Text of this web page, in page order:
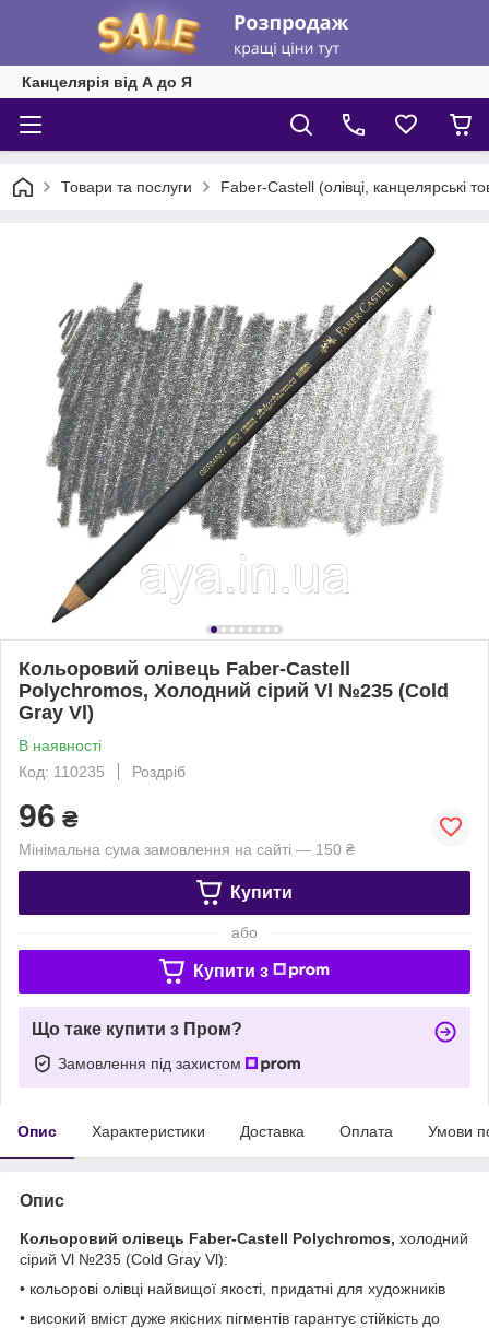
Канцелярія від А до Я
Товари та послуги Faber-Castell (олівці, канцелярські
Кольоровий олівець Faber-Castell
Polychromos, Холодний сірий Vl №235 (Cold
Gray Vl)
В наявності
Код: 110235
Роздріб
96 ₴
Мінімальна сума замовлення на сайті — 150 ₴
Купити
або
Купити з
Що таке купити з Пром?
Замовлення під захистом
Опис Характеристики Доставка Оплата Умови
Опис
Кольоровий олівець Faber-Castell Polychromos, холодний
сірий Vl №235 (Cold Gray Vl):
• кольорові олівці найвищої якості, придатні для художників
• високий вміст дуже якісних пігментів гарантує стійкість до